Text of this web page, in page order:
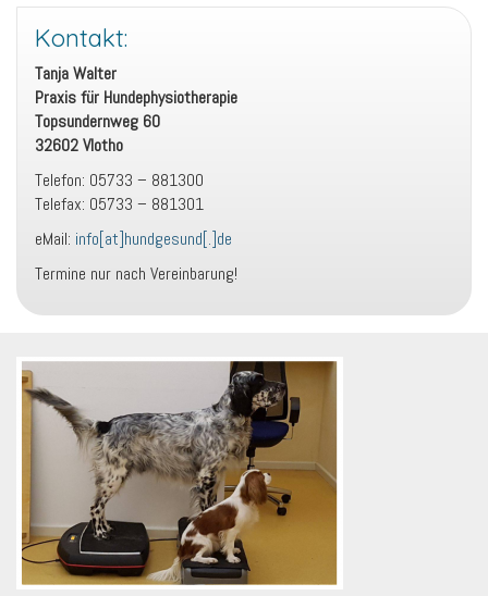
Kontakt:
Tanja Walter
Praxis für Hundephysiotherapie
Topsundernweg 60
32602 Vlotho
Telefon: 05733 – 881300
Telefax: 05733 – 881301
eMail: info[at]hundgesund[.]de
Termine nur nach Vereinbarung!